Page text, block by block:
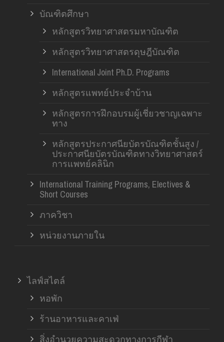
บัณฑิตศึกษา
หลักสูตรวิทยาศาสตรมหาบัณฑิต
หลักสูตรวิทยาศาสตรดุษฎีบัณฑิต
International Joint Ph.D. Programs
หลักสูตรแพทย์ประจำบ้าน
หลักสูตรการฝึกอบรมผู้เชี่ยวชาญเฉพาะ
ทาง
หลักสูตรประกาศนียบัตรบัณฑิตชั้นสูง /
ประกาศนียบัตรบัณฑิตทางวิทยาศาสตร์
การแพทย์คลินิก
International Training Programs, Electives &
Short Courses
ภาควิชา
หน่วยงานภายใน
ไลฟ์สไตล์
หอพัก
ร้านอาหารและคาเฟ่
สิ่งอำนวยความสะดวกทางการกีฬา